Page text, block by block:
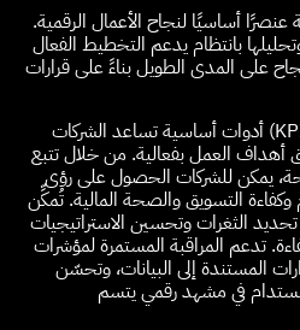
أساسيًا لنجاح الأعمال الرقمية.
بانتظام يدعم التخطيط الفعال
على المدى الطويل بناءً على قرارات
تُعد مؤشرات الأداء الرئيسية (KPIs) أدوات أساسية تساعد الشركات
أهداف العمل بفعالية. من خلال تتبع
يمكن للشركات الحصول على رؤى
التسويق والصحة المالية. تُمكِّن
الثغرات وتحسين الاستراتيجيات
تدعم المراقبة المستمرة لمؤشرات
المستندة إلى البيانات، وتحسّن
في مشهد رقمي يتسم